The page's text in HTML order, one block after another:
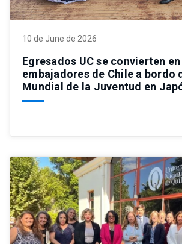
10 de June de 2026
Egresados UC se convierten en
embajadores de Chile a bordo
Mundial de la Juventud en